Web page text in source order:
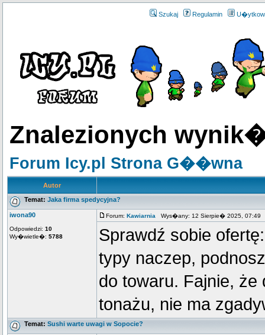
Szukaj Regulamin
Znalezionych
Forum Icy.pl Strona G��wna
Autor
Temat: Jaka firma spedycyjna?
iwona90
Odpowiedzi: 10
Wy�wietle�: 5788
Forum: Kawiarnia Wys�any: 12 Sierpie� 2025, 07:49
Sprawdź sobie
typy naczep,
do towaru. Fajnie, że
tonażu, nie ma
Temat: Sushi warte uwagi w Sopocie?